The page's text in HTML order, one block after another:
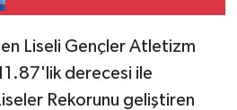
Liseli Gençler Atletizm
derecesi ile
Rekorunu geliştiren